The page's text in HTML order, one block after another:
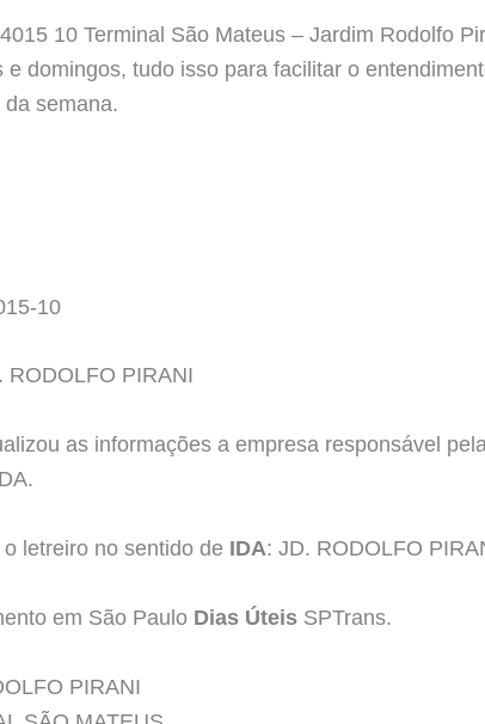
10 Terminal São Mateus – Jardim Rodolfo
domingos, tudo isso para facilitar o
semana.
10
RODOLFO PIRANI
as informações a empresa responsável
letreiro no sentido de IDA: JD. RODOLFO
em São Paulo Dias Úteis SPTrans.
PIRANI